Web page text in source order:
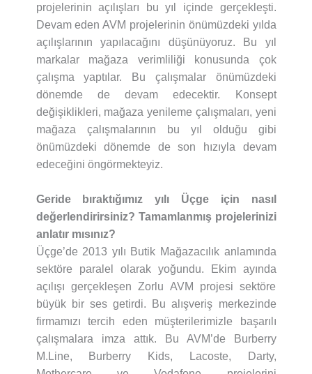
projelerinin açılışları bu yıl içinde gerçekleşti.
Devam eden AVM projelerinin önümüzdeki yılda
açılışlarının yapılacağını düşünüyoruz. Bu yıl
markalar mağaza verimliliği konusunda çok
çalışma yaptılar. Bu çalışmalar önümüzdeki
dönemde de devam edecektir. Konsept
değişiklikleri, mağaza yenileme çalışmaları, yeni
mağaza çalışmalarının bu yıl olduğu gibi
önümüzdeki dönemde de son hızıyla devam
edeceğini öngörmekteyiz.
Geride bıraktığımız yılı Üçge için nasıl
değerlendirirsiniz? Tamamlanmış projelerinizi
anlatır mısınız?
Üçge’de 2013 yılı Butik Mağazacılık anlamında
sektöre paralel olarak yoğundu. Ekim ayında
açılışı gerçekleşen Zorlu AVM projesi sektöre
büyük bir ses getirdi. Bu alışveriş merkezinde
firmamızı tercih eden müşterilerimizle başarılı
çalışmalara imza attık. Bu AVM’de Burberry
M.Line, Burberry Kids, Lacoste, Darty,